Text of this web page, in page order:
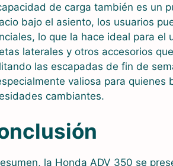
de carga también es un
bajo el asiento, los usuarios
lo que la hace ideal para
laterales y otros accesorios
las escapadas de fin de
valiosa para quienes
cambiantes.
la Honda ADV 350 se